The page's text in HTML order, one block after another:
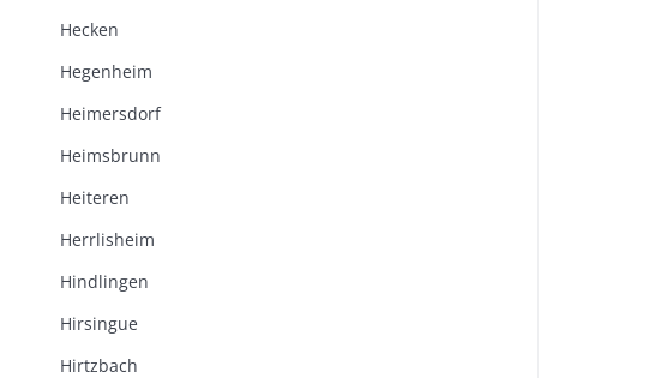
Hecken
Hegenheim
Heimersdorf
Heimsbrunn
Heiteren
Herrlisheim
Hindlingen
Hirsingue
Hirtzbach